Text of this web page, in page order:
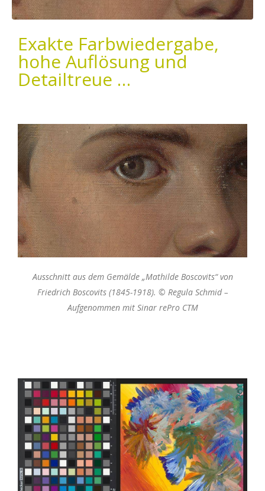
Exakte Farbwiedergabe,
hohe Auflösung und
Detailtreue …
Ausschnitt aus dem Gemälde „Mathilde Boscovits“ von
Friedrich Boscovits (1845-1918). © Regula Schmid –
Aufgenommen mit Sinar rePro CTM